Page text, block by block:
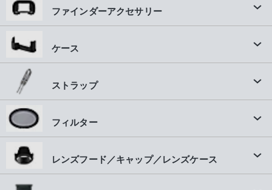
ファインダーアクセサリー
ケース
ストラップ
フィルター
レンズフード／キャップ／レンズケース